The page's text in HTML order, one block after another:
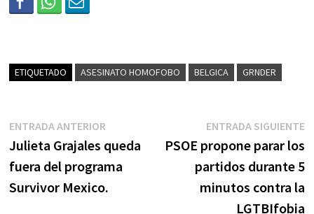
ETIQUETADO ASESINATO HOMOFOBO BELGICA GRNDER
ENTRADA ANTERIOR
Julieta Grajales queda
fuera del programa
Survivor Mexico.
ENTRADA SIGUIENTE
PSOE propone parar los
partidos durante 5
minutos contra la
LGTBIfobia